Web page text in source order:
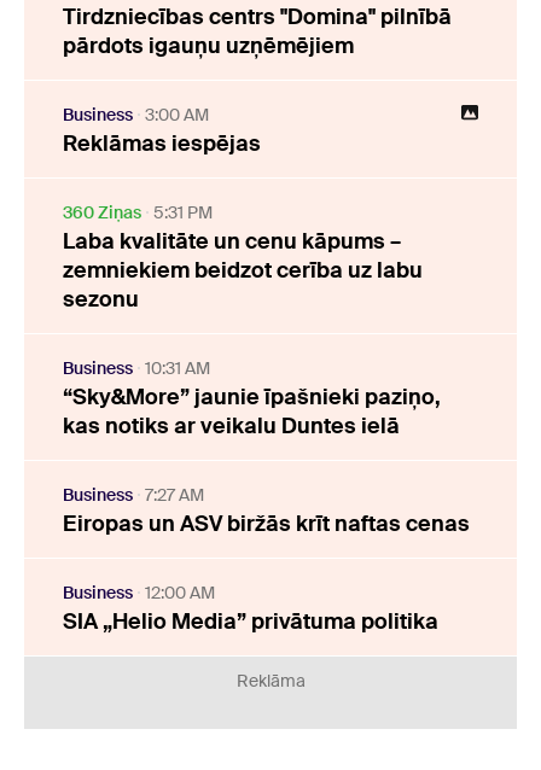
Tirdzniecības centrs "Domina" pilnībā
pārdots igauņu uzņēmējiem
Business 3:00 AM
Reklāmas iespējas
360 Ziņas 5:31 PM
Laba kvalitāte un cenu kāpums –
zemniekiem beidzot cerība uz labu
sezonu
Business 10:31 AM
“Sky&More” jaunie īpašnieki paziņo,
kas notiks ar veikalu Duntes ielā
Business 7:27 AM
Eiropas un ASV biržās krīt naftas cenas
Business 12:00 AM
SIA „Helio Media” privātuma politika
Reklāma